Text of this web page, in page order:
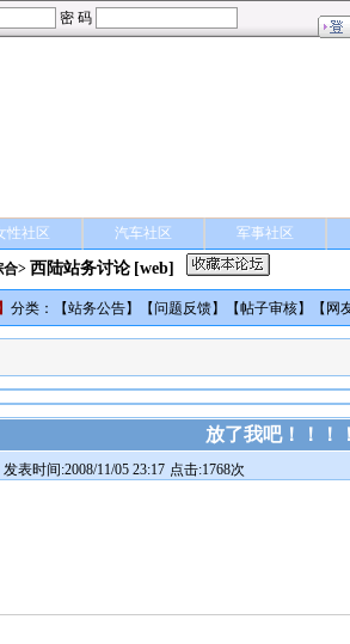
性社区 汽车社区 军事社区
合> 西陆站务讨论 [web]
】分类：【站务公告】【问题反馈】【帖子审核】【 网
放了我吧！！！
发表时间:2008/11/05 23:17 点击:1768次